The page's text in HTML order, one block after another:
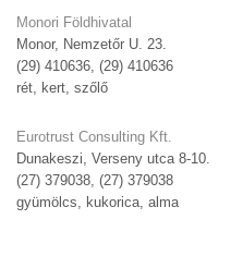
Monori Földhivatal
Monor, Nemzetőr U. 23.
(29) 410636, (29) 410636
rét, kert, szőlő
Eurotrust Consulting Kft.
Dunakeszi, Verseny utca 8-10.
(27) 379038, (27) 379038
gyümölcs, kukorica, alma